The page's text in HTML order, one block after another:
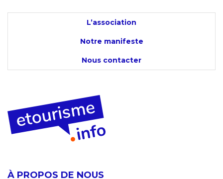
L’association
Notre manifeste
Nous contacter
À PROPOS DE NOUS